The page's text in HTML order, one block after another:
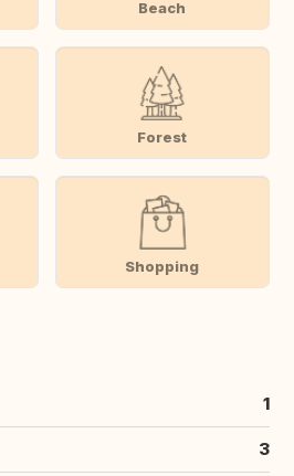
Beach
Forest
Shopping
1
3